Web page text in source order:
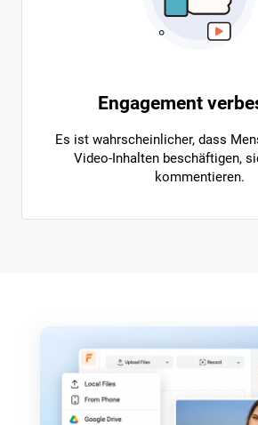
Engagement
Es ist wahrscheinlicher, dass
Video-Inhalten beschäftigen,
kommentieren.